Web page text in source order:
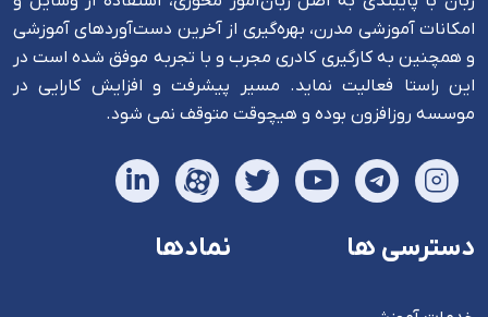
امکانات آموزشی مدرن، بهره‌گیری از آخرین دست‌آوردهای آموزشی
و همچنین به کارگیری کادری مجرب و با تجربه موفق شده است در
این راستا فعالیت نماید. مسیر پیشرفت و افزایش کارایی در
موسسه روزافزون بوده و هیچوقت متوقف نمی شود.
دسترسی ها نمادها